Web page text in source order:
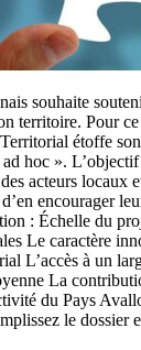
souhaite
territoire. Pour
étoffe
hoc ».
acteurs locaux
encourager
: Échelle du
Le caractère
L’accès à un
La
du Pays
le dossier